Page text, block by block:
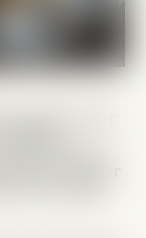
mariage pour
épouse se
ans à compter
du mariage